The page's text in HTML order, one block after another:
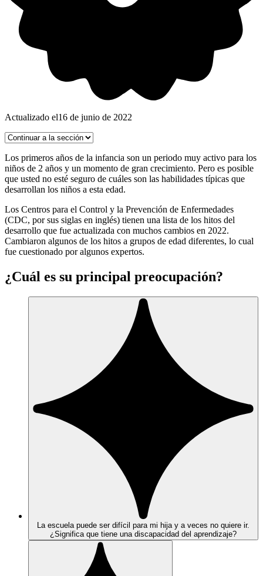
Actualizado el16 de junio de 2022
Los primeros años de la infancia son un periodo muy activo para los
niños de 2 años y un momento de gran crecimiento. Pero es posible
que usted no esté seguro de cuáles son las habilidades típicas que
desarrollan los niños a esta edad.
Los Centros para el Control y la Prevención de Enfermedades
(CDC, por sus siglas en inglés) tienen una lista de los hitos del
desarrollo que fue actualizada con muchos cambios en 2022.
Cambiaron algunos de los hitos a grupos de edad diferentes, lo cual
fue cuestionado por algunos expertos.
¿Cuál es su principal preocupación?
La escuela puede ser difícil para mi hija y a veces no quiere ir.
¿Significa que tiene una discapacidad del aprendizaje?